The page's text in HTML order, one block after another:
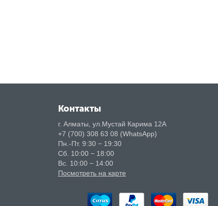
Контакты
г. Алматы, ул.Мустай Карима 12А
+7 (700) 308 63 08 (WhatsApp)
Пн.-Пт. 9:30 − 19:30
Сб. 10:00 − 18:00
Вс. 10:00 − 14:00
Посмотреть на карте